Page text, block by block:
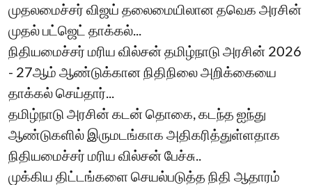
முதலமைச்சர் விஜய் தலைமையிலான தவெக அரசின்
முதல் பட்ஜெட் தாக்கல்...
நிதியமைச்சர் மரிய வில்சன் தமிழ்நாடு அரசின் 2026
- 27ஆம் ஆண்டுக்கான நிதிநிலை அறிக்கையை
தாக்கல் செய்தார்...
தமிழ்நாடு அரசின் கடன் தொகை, கடந்த ஐந்து
ஆண்டுகளில் இருமடங்காக அதிகரித்துள்ளதாக
நிதியமைச்சர் மரிய வில்சன் பேச்சு..
முக்கிய திட்டங்களை செயல்படுத்த நிதி ஆதாரம்